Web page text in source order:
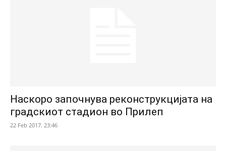
Наскоро започнува реконструкцијата на
градскиот стадион во Прилеп
22 Feb 2017. 23:46